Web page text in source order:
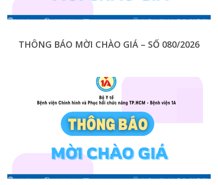
THÔNG BÁO MỜI CHÀO GIÁ – SỐ 080/2026